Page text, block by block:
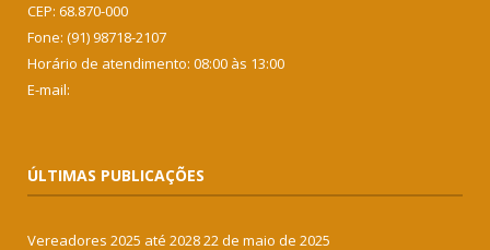
CEP: 68.870-000
Fone: (91) 98718-2107
Horário de atendimento: 08:00 às 13:00
E-mail:
ÚLTIMAS PUBLICAÇÕES
Vereadores 2025 até 202822 de maio de 2025